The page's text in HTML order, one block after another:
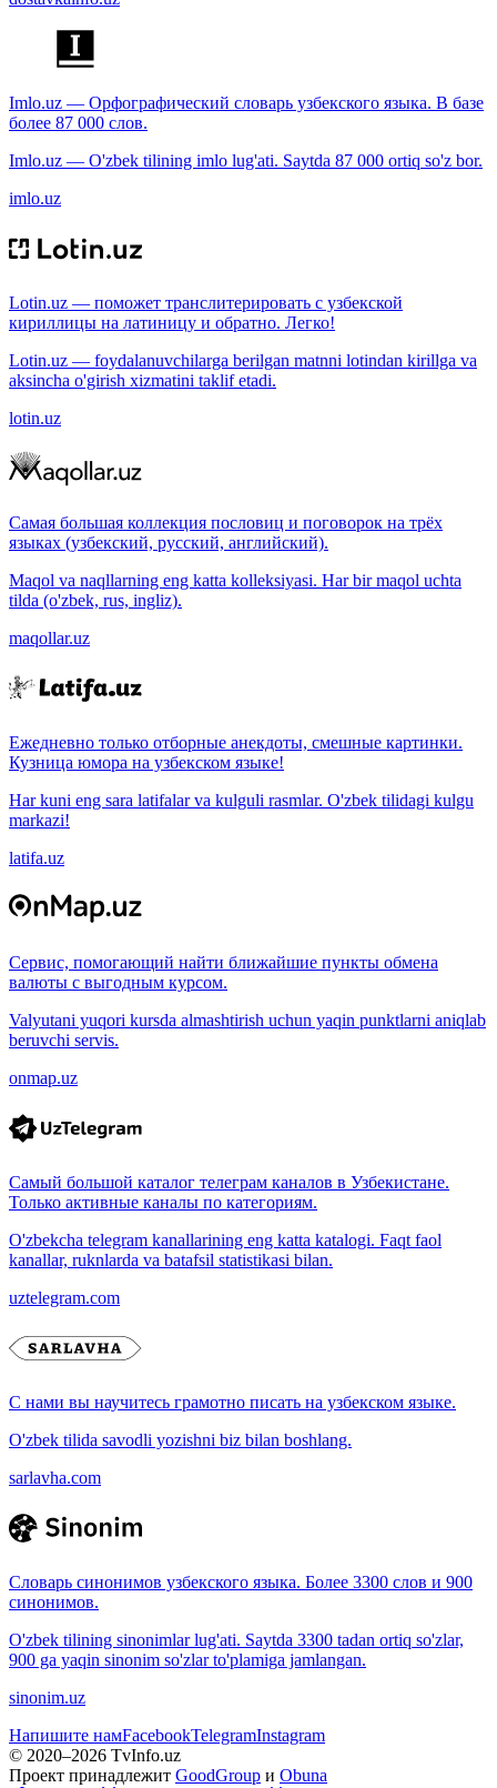
Imlo.uz — Орфографический словарь узбекского языка. В базе
более 87 000 слов.
Imlo.uz — O'zbek tilining imlo lug'ati. Saytda 87 000 ortiq so'z bor.
imlo.uz
Lotin.uz — поможет транслитерировать с узбекской
кириллицы на латиницу и обратно. Легко!
Lotin.uz — foydalanuvchilarga berilgan matnni lotindan kirillga va
aksincha o'girish xizmatini taklif etadi.
lotin.uz
Самая большая коллекция пословиц и поговорок на трёх
языках (узбекский, русский, английский).
Maqol va naqllarning eng katta kolleksiyasi. Har bir maqol uchta
tilda (o'zbek, rus, ingliz).
maqollar.uz
Ежедневно только отборные анекдоты, смешные картинки.
Кузница юмора на узбекском языке!
Har kuni eng sara latifalar va kulguli rasmlar. O'zbek tilidagi kulgu
markazi!
latifa.uz
Сервис, помогающий найти ближайшие пункты обмена
валюты с выгодным курсом.
Valyutani yuqori kursda almashtirish uchun yaqin punktlarni aniqlab
beruvchi servis.
onmap.uz
Самый большой каталог телеграм каналов в Узбекистане.
Только активные каналы по категориям.
O'zbekcha telegram kanallarining eng katta katalogi. Faqt faol
kanallar, ruknlarda va batafsil statistikasi bilan.
uztelegram.com
С нами вы научитесь грамотно писать на узбекском языке.
O'zbek tilida savodli yozishni biz bilan boshlang.
sarlavha.com
Словарь синонимов узбекского языка. Более 3300 слов и 900
синонимов.
O'zbek tilining sinonimlar lug'ati. Saytda 3300 tadan ortiq so'zlar,
900 ga yaqin sinonim so'zlar to'plamiga jamlangan.
sinonim.uz
Напишите намFacebookTelegramInstagram
© 2020–2026 TvInfo.uz
Проект принадлежит GoodGroup и Obuna